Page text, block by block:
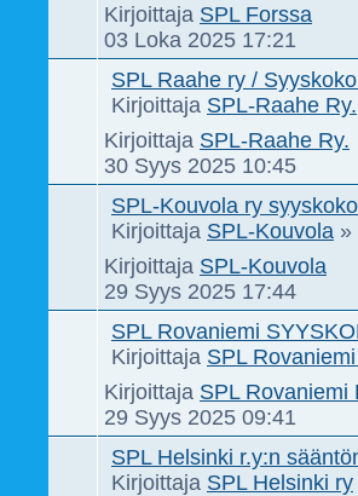
Kirjoittaja SPL Forssa
03 Loka 2025 17:21
SPL Raahe ry /
Kirjoittaja SPL-Raahe Ry.
Kirjoittaja SPL-Raahe Ry.
30 Syys 2025 10:45
SPL-Kouvola ry
Kirjoittaja SPL-Kouvola »
Kirjoittaja SPL-Kouvola
29 Syys 2025 17:44
SPL Rovaniemi
Kirjoittaja SPL
Kirjoittaja SPL Rovaniemi
29 Syys 2025 09:41
SPL Helsinki r.y:n
Kirjoittaja SPL Helsinki ry